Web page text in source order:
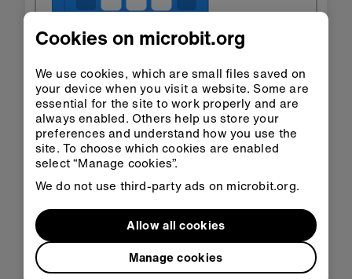
Cookies on microbit.org
We use cookies, which are small files saved on
your device when you visit a website. Some are
essential for the site to work properly and are
always enabled. Others help us store your
preferences and understand how you use the
site. To choose which cookies are enabled
select “Manage cookies”.
We do not use third-party ads on microbit.org.
Manage cookies
Allow all cookies